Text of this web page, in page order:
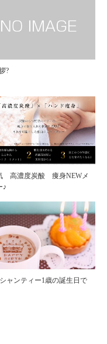
?
高濃度炭酸 痩身NEWメ
♪
ャンティー1歳の誕生日で